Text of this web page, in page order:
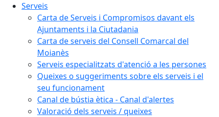
Serveis
Carta de Serveis i Compromisos davant els
Ajuntaments i la Ciutadania
Carta de serveis del Consell Comarcal del
Moianès
Serveis especialitzats d'atenció a les persones
Queixes o suggeriments sobre els serveis i el
seu funcionament
Canal de bústia ètica - Canal d'alertes
Valoració dels serveis / queixes